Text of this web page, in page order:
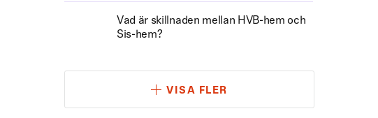
Vad är skillnaden mellan HVB-hem och
Sis-hem?
VISA FLER